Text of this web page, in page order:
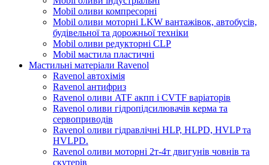
Mobil оливи компресорні
Mobil оливи моторні LKW вантажівок, автобусів,
будівельної та дорожньої техніки
Mobil оливи редукторні CLP
Mobil мастила пластичні
Мастильні матеріали Ravenol
Ravenol автохімія
Ravenol антифриз
Ravenol оливи ATF акпп і CVTF варіаторів
Ravenol оливи гідропідсилювачів керма та
сервоприводів
Ravenol оливи гідравлічні HLP, HLPD, HVLP та
HVLPD.
Ravenol оливи моторні 2т-4т двигунів човнів та
скутерів